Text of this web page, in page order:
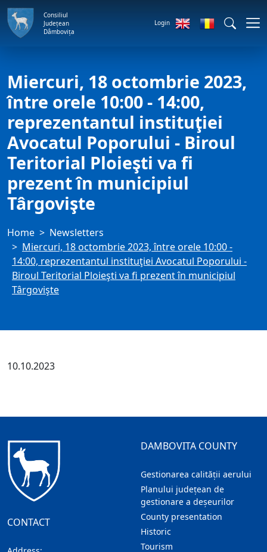
Consiliul
Județean
Dâmbovița
Login
Miercuri, 18 octombrie 2023,
între orele 10:00 - 14:00,
reprezentantul instituţiei
Avocatul Poporului - Biroul
Teritorial Ploieşti va fi
prezent în municipiul
Târgovişte
Home
Newsletters
Miercuri, 18 octombrie 2023, între orele 10:00 -
14:00, reprezentantul instituţiei Avocatul Poporului -
Biroul Teritorial Ploieşti va fi prezent în municipiul
Târgovişte
10.10.2023
CONTACT
DAMBOVITA COUNTY
Gestionarea calității aerului
Planului județean de
gestionare a deșeurilor
County presentation
Historic
Tourism